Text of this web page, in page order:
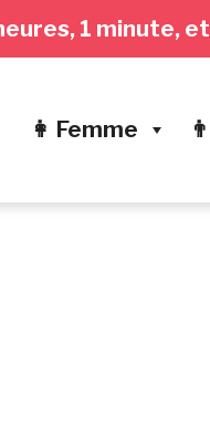
1 minute,
👩 Femme